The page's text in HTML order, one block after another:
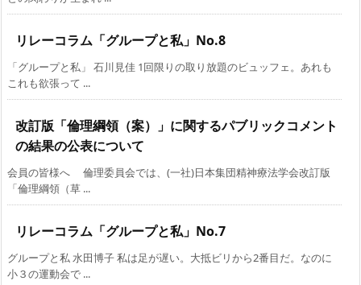
リレーコラム「グループと私」No.8
「グループと私」 石川見佳 1回限りの取り放題のビュッフェ。あれも
これも欲張って ...
改訂版「倫理綱領（案）」に関するパブリックコメント
の結果の公表について
会員の皆様へ 倫理委員会では、(一社)日本集団精神療法学会改訂版
「倫理綱領（草 ...
リレーコラム「グループと私」No.7
グループと私 水田博子 私は足が遅い。大抵ビリから2番目だ。なのに
小３の運動会で ...